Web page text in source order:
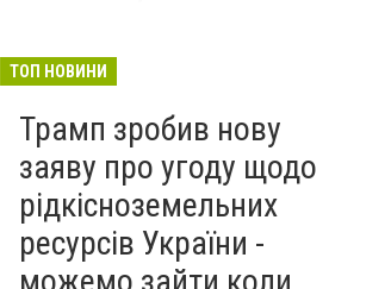
ТОП НОВИНИ
Трамп зробив нову
заяву про угоду щодо
рідкісноземельних
ресурсів України -